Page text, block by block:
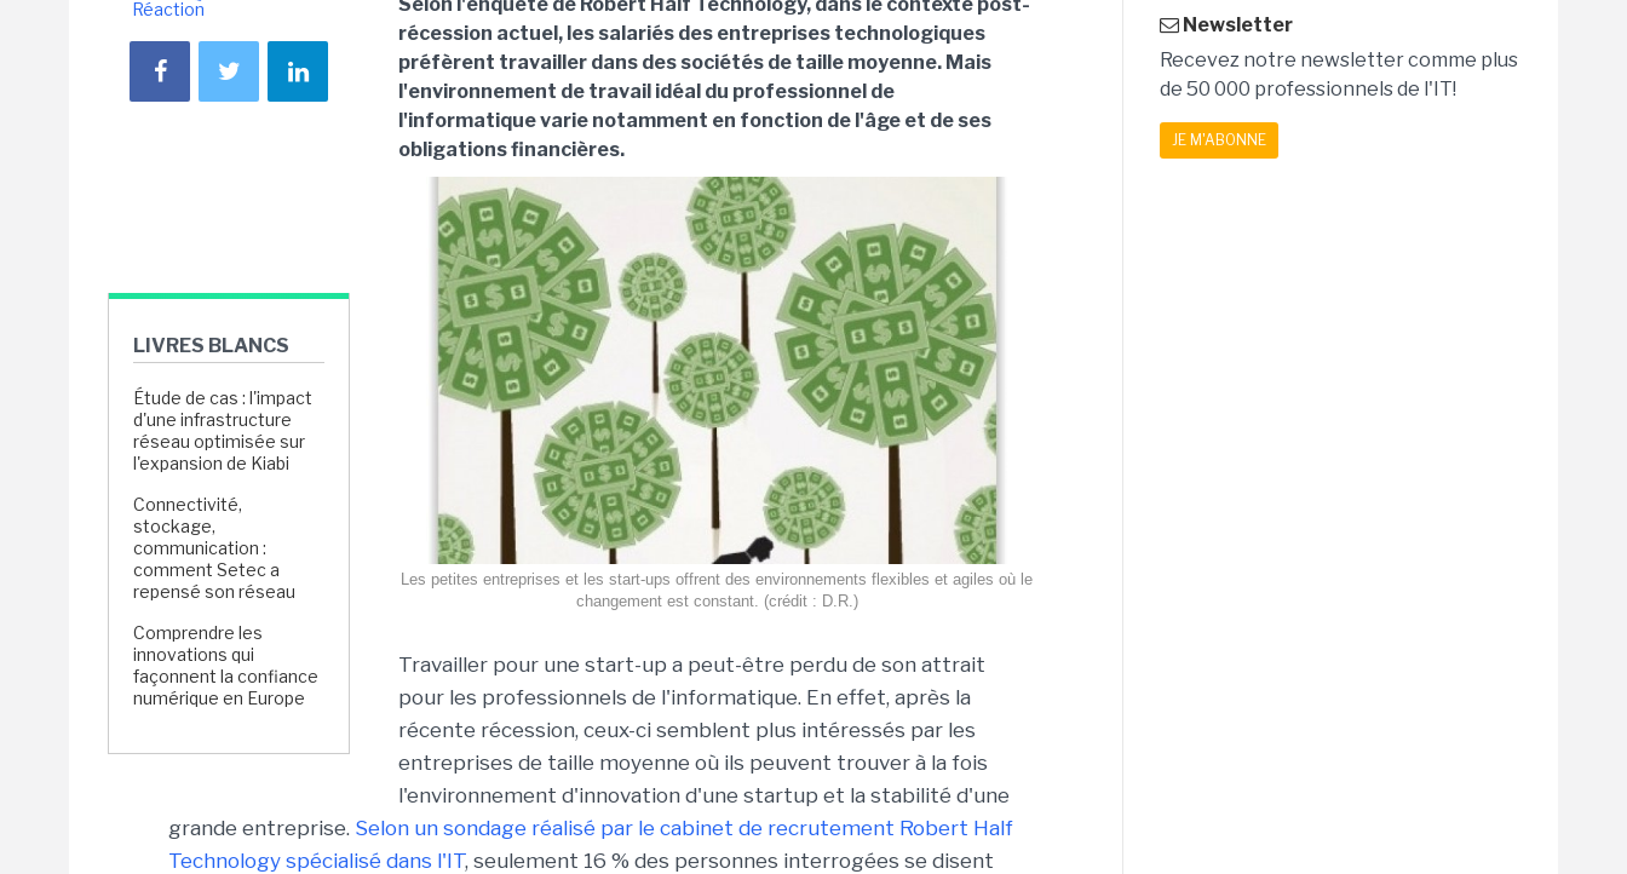
Réaction
LIVRES BLANCS
Étude de cas : l'impact
d'une infrastructure
réseau optimisée sur
l'expansion de Kiabi
Connectivité,
stockage,
communication :
comment Setec a
repensé son réseau
Comprendre les
innovations qui
façonnent la confiance
numérique en Europe
récession actuel, les salariés des entreprises technologiques
préfèrent travailler dans des sociétés de taille moyenne. Mais
l'environnement de travail idéal du professionnel de
l'informatique varie notamment en fonction de l'âge et de ses
obligations financières.
Les petites entreprises et les start-ups offrent des environnements flexibles et agiles où le
changement est constant. (crédit : D.R.)
Travailler pour une start-up a peut-être perdu de son attrait
pour les professionnels de l'informatique. En effet, après la
récente récession, ceux-ci semblent plus intéressés par les
entreprises de taille moyenne où ils peuvent trouver à la fois
l'environnement d'innovation d'une startup et la stabilité d'une
grande entreprise. Selon un sondage réalisé par le cabinet de recrutement Robert Half
Technology spécialisé dans l'IT, seulement 16 % des personnes interrogées se disent
Newsletter
Recevez notre newsletter comme plus
de 50 000 professionnels de l'IT!
JE M'ABONNE